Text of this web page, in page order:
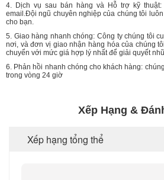
4. Dịch vụ sau bán hàng và Hỗ trợ kỹ
email.Đội ngũ chuyên nghiệp của chúng tôi
cho bạn.
5. Giao hàng nhanh chóng: Công ty chúng tôi
nơi, và đơn vị giao nhận hàng hóa của chúng
chuyển với mức giá hợp lý nhất để giải quyết
6. Phản hồi nhanh chóng cho khách hàng:
trong vòng 24 giờ
Xếp Hạng &
Xếp hạng tổng thể